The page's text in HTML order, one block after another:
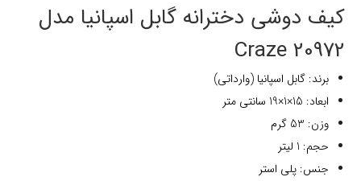
کیف دوشی دخترانه گابل اسپانیا مدل
20972 Craze
برند: گابل اسپانیا (وارداتی)
ابعاد: 15×1×19 سانتی متر
وزن: 53 گرم
حجم: 1 لیتر
جنس: پلی استر